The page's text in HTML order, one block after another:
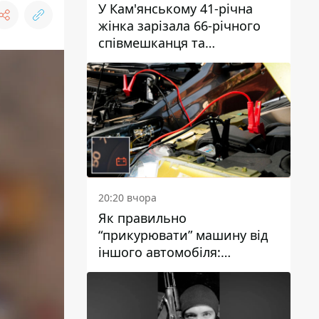
У Кам'янському 41-річна
жінка зарізала 66-річного
співмешканця та
намагалась обманути
поліцейських
20:20 вчора
Як правильно
“прикурювати” машину від
іншого автомобіля:
інструкція для водіїв